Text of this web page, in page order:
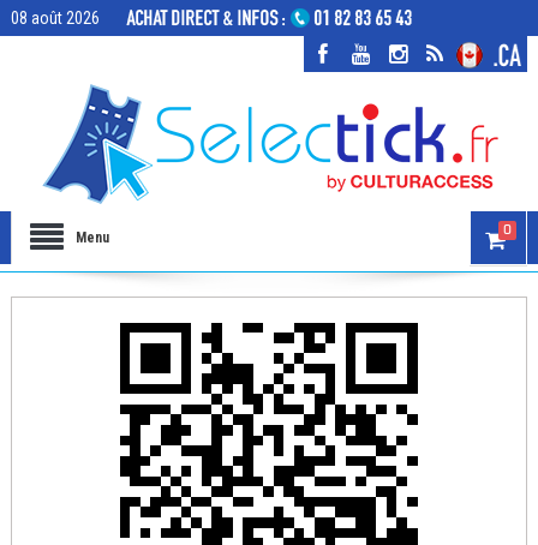
08 août 2026
Menu 0